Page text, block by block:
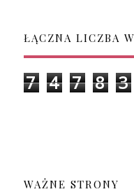
ŁĄCZNA LICZBA
7 4 7 8 3
WAŻNE STRONY